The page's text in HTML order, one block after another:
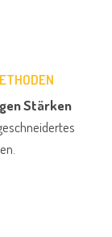
Stärken